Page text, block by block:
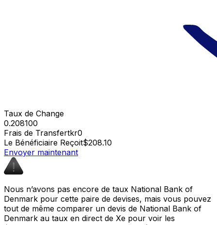
Taux de Change
0.208100
Frais de Transfertkr0
Le Bénéficiaire Reçoit$208.10
Envoyer maintenant
Nous n’avons pas encore de taux National Bank of
Denmark pour cette paire de devises, mais vous pouvez
tout de même comparer un devis de National Bank of
Denmark au taux en direct de Xe pour voir les